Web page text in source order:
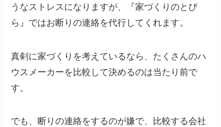
うなストレスになりますが、『家づくりのとび
ら』ではお断りの連絡を代行してくれます。
真剣に家づくりを考えているなら、たくさんのハ
ウスメーカーを比較して決めるのは当たり前で
す。
でも、断りの連絡をするのが嫌で、比較する会社